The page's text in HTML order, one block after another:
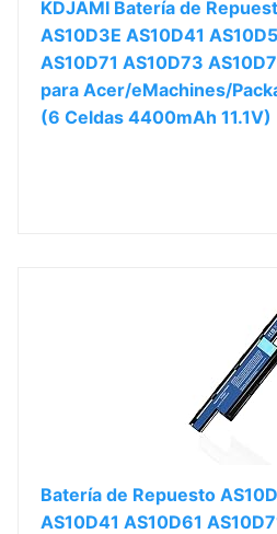
KDJAMI Batería de
AS10D3E AS10D41
AS10D71 AS10D73
para Acer/eMachines/
(6 Celdas 4400mAh 11.1V)
Batería de Repuesto
AS10D41 AS10D61